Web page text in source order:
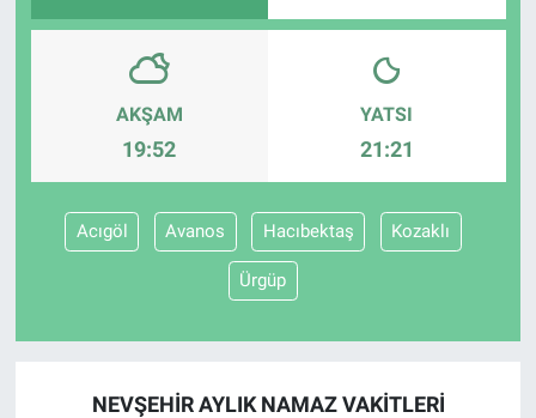
AKŞAM
19:52
YATSI
21:21
Acıgöl Avanos Hacıbektaş Kozaklı
Ürgüp
NEVŞEHIR AYLIK NAMAZ VAKITLERI